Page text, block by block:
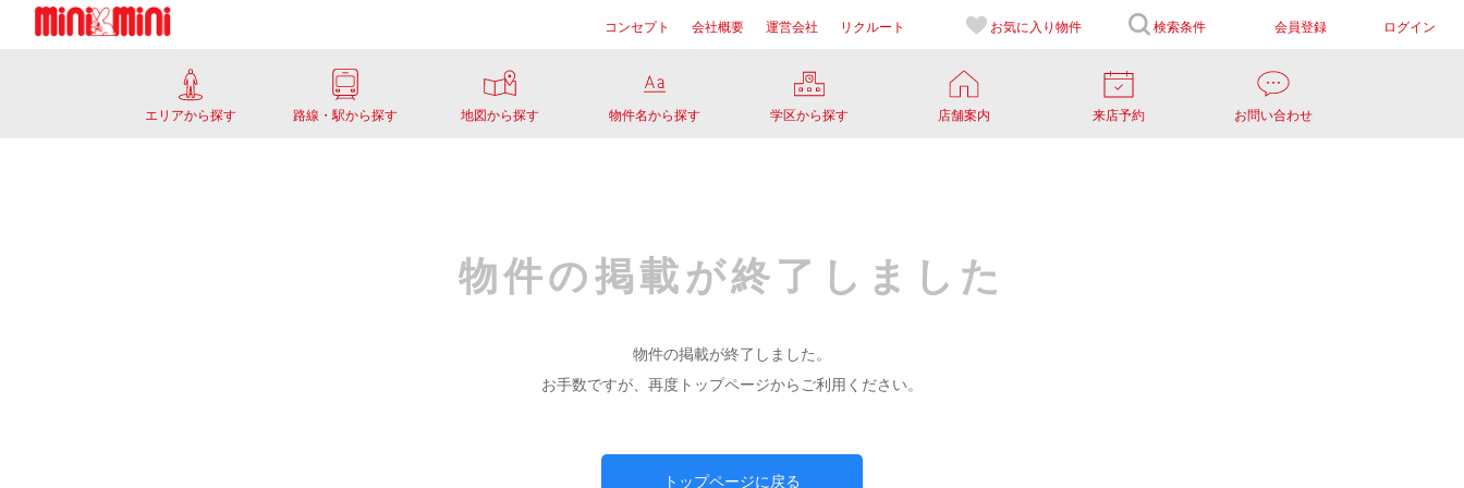
コンセプト 会社概要 運営会社 リクルート お気に入り 物件 検索条件 会員登録 ログイン
エリアから探す 路線・駅から探す 地図から探す 物件名から探す 学区から探す 店舗案内 来店予約 お問い合わせ
物件の掲載が終了しました
物件の掲載が終了しました。
お手数ですが、再度トップページからご利用ください。
トップページに戻る